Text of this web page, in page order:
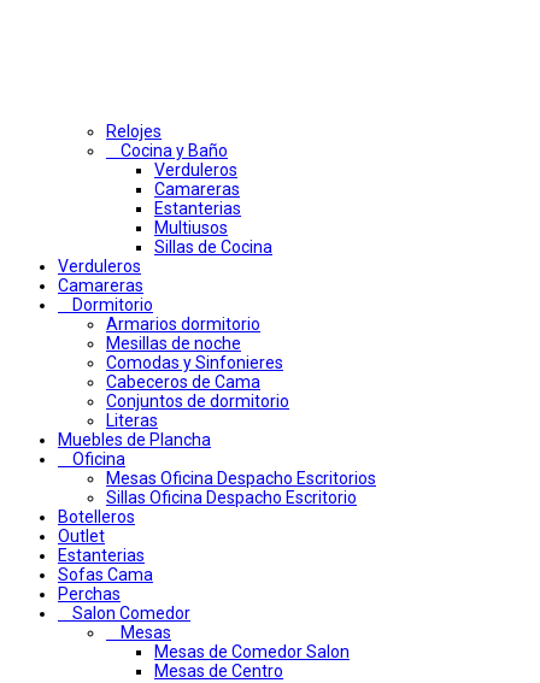
Relojes
Cocina y Baño
Verduleros
Camareras
Estanterias
Multiusos
Sillas de Cocina
Verduleros
Camareras
Dormitorio
Armarios dormitorio
Mesillas de noche
Comodas y Sinfonieres
Cabeceros de Cama
Conjuntos de dormitorio
Literas
Muebles de Plancha
Oficina
Mesas Oficina Despacho Escritorios
Sillas Oficina Despacho Escritorio
Botelleros
Outlet
Estanterias
Sofas Cama
Perchas
Salon Comedor
Mesas
Mesas de Comedor Salon
Mesas de Centro